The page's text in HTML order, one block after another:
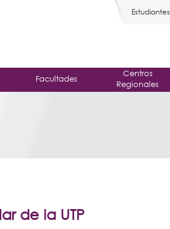
Estudiantes
Facultades
Centros
Regionales
de la UTP